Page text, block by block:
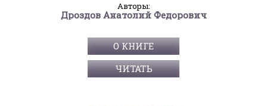
Авторы:
Дроздов Анатолий Федорович
О КНИГЕ
ЧИТАТЬ